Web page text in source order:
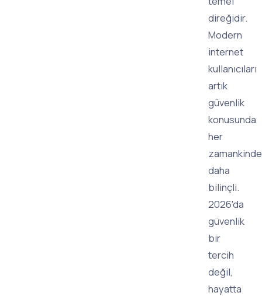
direğidir.
Modern
internet
kullanıcıları
artık
güvenlik
konusunda
her
daha
bilinçli.
2026'da
güvenlik
bir
tercih
değil,
hayatta